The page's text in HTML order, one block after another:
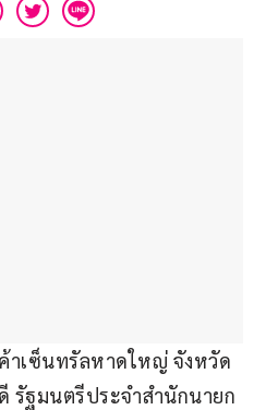
าเซ็นทรัลหาดใหญ่ จังหวัด
รัฐมนตรีประจำสำนักนายก